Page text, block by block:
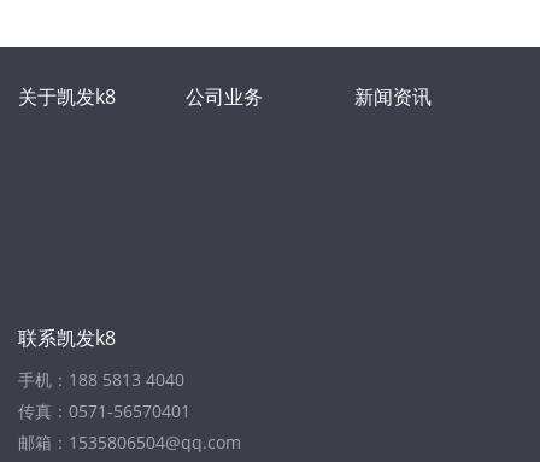
关于凯发k8 公司业务 新闻资讯
联系凯发k8
手机：188 5813 4040
传真：0571-56570401
邮箱： 1535806504@qq.com